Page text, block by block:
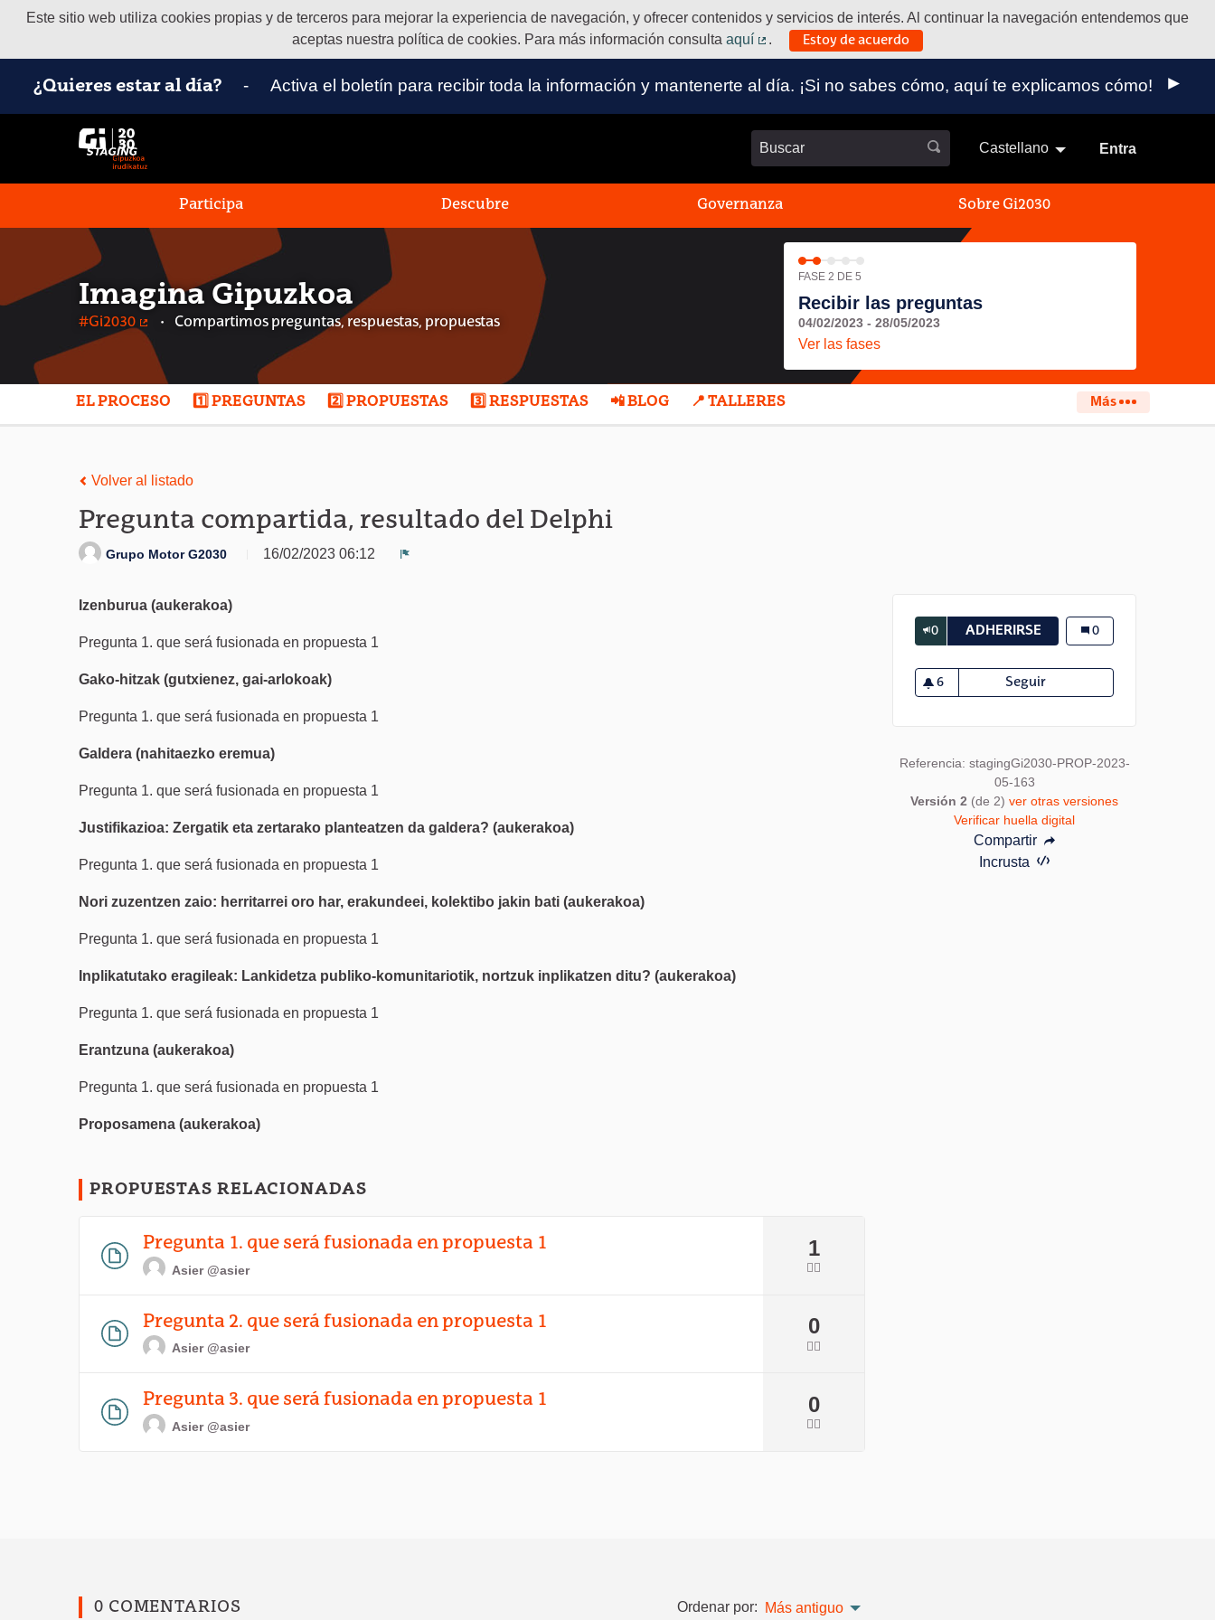
Este sitio web utiliza cookies propias y de terceros para mejorar la experiencia de navegación, y ofrecer contenidos y servicios de interés. Al continuar la navegación entendemos que
aceptas nuestra política de cookies. Para más información consulta aquí
(Enlace externo)
. Estoy de acuerdo
¿Quieres estar al día? - Activa el boletín para recibir toda la información y mantenerte al día. ¡Si no sabes cómo, aquí te explicamos cómo!
Buscar Castellano Elegir el idioma
Entra
Participa Descubre Governanza Sobre Gi2030
Imagina Gipuzkoa
#Gi2030
(Enlace externo)
Compartimos preguntas, respuestas, propuestas
FASE 2 DE 5
Recibir las preguntas
04/02/2023 - 28/05/2023
Ver las fases
EL PROCESO 1️⃣ PREGUNTAS 2️⃣ PROPUESTAS 3️⃣ RESPUESTAS 📲 BLOG 📍 TALLERES Más
Volver al listado
Pregunta compartida, resultado del Delphi
Grupo Motor G2030
16/02/2023 06:12
Izenburua (aukerakoa)
Pregunta 1. que será fusionada en propuesta 1
Gako-hitzak (gutxienez, gai-arlokoak)
Pregunta 1. que será fusionada en propuesta 1
Galdera (nahitaezko eremua)
Pregunta 1. que será fusionada en propuesta 1
Justifikazioa: Zergatik eta zertarako planteatzen da galdera? (aukerakoa)
Pregunta 1. que será fusionada en propuesta 1
Nori zuzentzen zaio: herritarrei oro har, erakundeei, kolektibo jakin bati (aukerakoa)
Pregunta 1. que será fusionada en propuesta 1
Inplikatutako eragileak: Lankidetza publiko-komunitariotik, nortzuk inplikatzen ditu? (aukerakoa)
Pregunta 1. que será fusionada en propuesta 1
Erantzuna (aukerakoa)
Pregunta 1. que será fusionada en propuesta 1
Proposamena (aukerakoa)
PROPUESTAS RELACIONADAS
Pregunta 1. que será fusionada en propuesta 1
Asier@asier
1
👍🏽
Pregunta 2. que será fusionada en propuesta 1
Asier@asier
0
👍🏽
Pregunta 3. que será fusionada en propuesta 1
Asier@asier
0
👍🏽
0 ADHERIRSE PREGUNTA COMPARTIDA,
Pregunta
0
6
6 seguidoras
SeguirPregunta compartida,
Referencia: stagingGi2030-PROP-2023-
05-163
Versión 2 (de 2) ver otras versiones
Verificar huella digital
Compartir
Incrusta
0 COMENTARIOS Ordenar por: Más antiguo